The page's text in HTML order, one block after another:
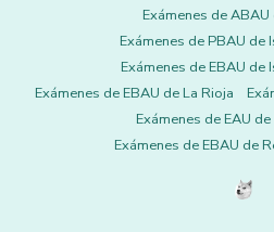
Exámenes de
Exámenes de PBAU de
Exámenes de EBAU de
Exámenes de EBAU de La Rioja
Exámenes de EAU
Exámenes de EBAU de